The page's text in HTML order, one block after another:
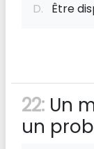
D. Être
22: Un
un